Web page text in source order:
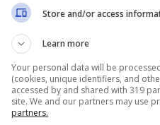
Store and/or access
Learn more
Your personal data will be
(cookies, unique identifiers, and
accessed by and shared with 319
site. We and our partners may use
partners.